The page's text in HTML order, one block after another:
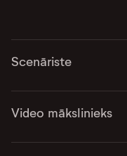
Scenāriste
Video mākslinieks